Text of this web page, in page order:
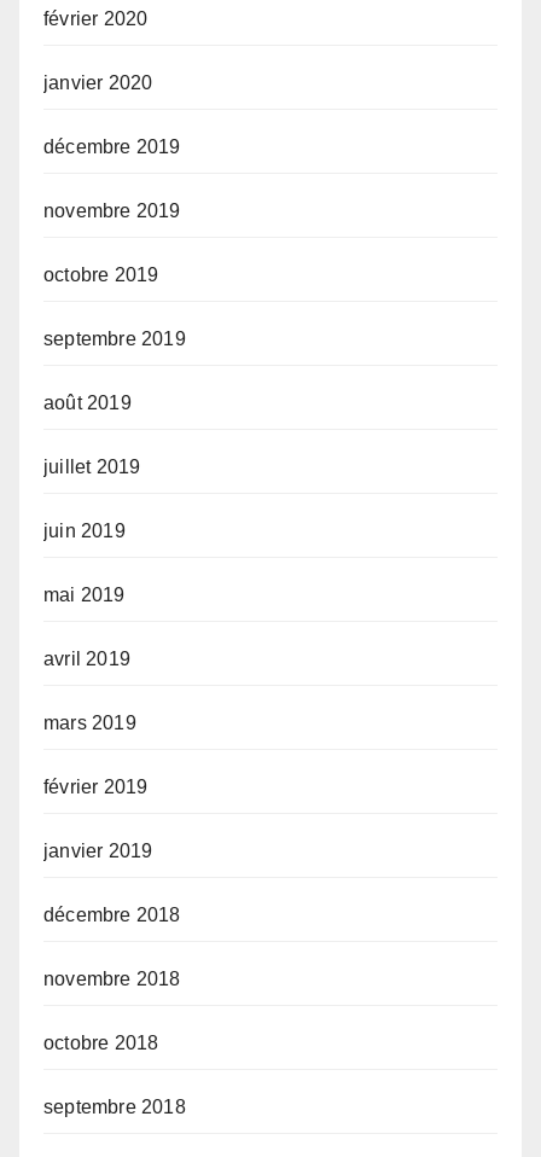
février 2020
janvier 2020
décembre 2019
novembre 2019
octobre 2019
septembre 2019
août 2019
juillet 2019
juin 2019
mai 2019
avril 2019
mars 2019
février 2019
janvier 2019
décembre 2018
novembre 2018
octobre 2018
septembre 2018